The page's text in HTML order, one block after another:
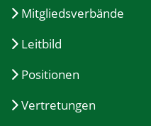
Mitgliedsverbände
Leitbild
Positionen
Vertretungen